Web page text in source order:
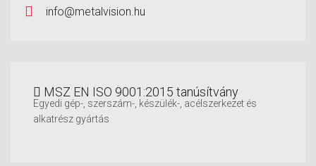
info@metalvision.hu
MSZ EN ISO 9001:2015 tanúsítvány
Egyedi gép-, szerszám-, készülék-, acélszerkezet és
alkatrész gyártás